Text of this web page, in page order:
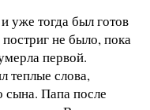
уже тогда был готов
не было, пока
первой.
теплые слова,
сына. Папа после